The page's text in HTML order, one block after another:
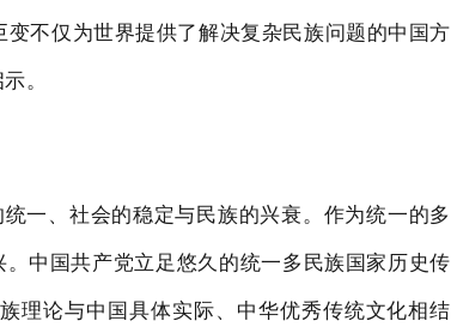
变不仅为世界提供了解决复杂民族问题的中国方
。
统一、社会的稳定与民族的兴衰。作为统一的多
中国共产党立足悠久的统一多民族国家历史传
理论与中国具体实际、中华优秀传统文化相结